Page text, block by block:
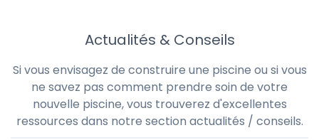
Actualités & Conseils
Si vous envisagez de construire une piscine ou si vous
ne savez pas comment prendre soin de votre
nouvelle piscine, vous trouverez d'excellentes
ressources dans notre section actualités / conseils.